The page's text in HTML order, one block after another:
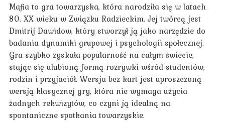
Mafia to gra towarzyska, która narodziła się w latach
80. XX wieku w Związku Radzieckim. Jej twórcą jest
Dmitrij Dawidow, który stworzył ją jako narzędzie do
badania dynamiki grupowej i psychologii społecznej.
Gra szybko zyskała popularność na całym świecie,
stając się ulubioną formą rozrywki wśród studentów,
rodzin i przyjaciół. Wersja bez kart jest uproszczoną
wersją klasycznej gry, która nie wymaga użycia
żadnych rekwizytów, co czyni ją idealną na
spontaniczne spotkania towarzyskie.